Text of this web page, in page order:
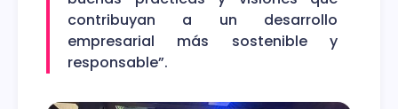
contribuyan a un desarrollo
empresarial más sostenible y
responsable”.